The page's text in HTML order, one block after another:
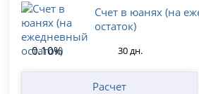
Счет в юанях (на
остаток)
0.10%
30 дн.
Расчет